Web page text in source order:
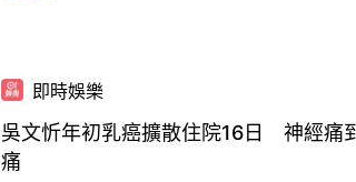
即時娛樂
吳文忻年初乳癌擴散住院16日 神經痛
痛